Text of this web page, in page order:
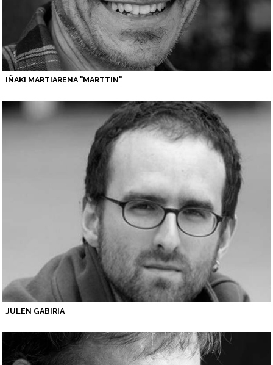
IÑAKI MARTIARENA "MARTTIN"
JULEN GABIRIA